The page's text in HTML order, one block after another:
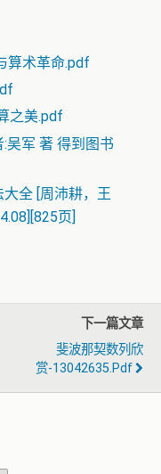
算术革命.pdf
之美.pdf
吴军 著 得到图书
全 [周沛耕，王
页]
下一篇文章
斐波那契数列欣
赏-13042635.pdf